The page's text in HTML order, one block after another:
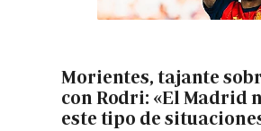
Morientes, tajante
con Rodri: «El Madrid
este tipo de